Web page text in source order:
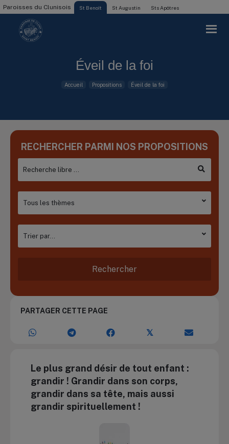
Paroisses du Clunisois St Benoît St Augustin Sts Apôtres
Éveil de la foi
Accueil Propositions Éveil de la foi
RECHERCHER PARMI NOS PROPOSITIONS
PARTAGER CETTE PAGE
𝕏
Le plus grand désir de tout enfant :
grandir ! Grandir dans son corps,
grandir dans sa tête, mais aussi
grandir spirituellement !